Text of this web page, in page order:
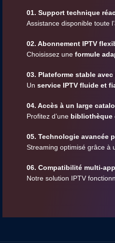
01. Support technique
Assistance disponible toute
02. Abonnement IPTV
Choisissez une formule
03. Plateforme stable
Un service IPTV fluide et
04. Accès à un large
Profitez d’une bibliothèque
05. Technologie avancée
Streaming optimisé grâce à
06. Compatibilité multi-
Notre solution IPTV